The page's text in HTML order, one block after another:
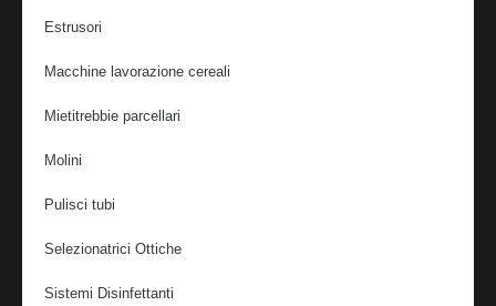
Estrusori
Macchine lavorazione cereali
Mietitrebbie parcellari
Molini
Pulisci tubi
Selezionatrici Ottiche
Sistemi Disinfettanti